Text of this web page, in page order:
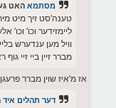
מסתמא האט
טענה'סט זיך מיט
ליימזידער וכו' וכו'
וויל מען ענדערש
מברר זיין ביי זיי
אז מ'איז שוין מברר
דער תהלים איד